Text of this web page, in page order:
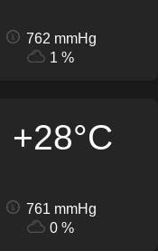
762 mmHg
1 %
+28°C
761 mmHg
0 %